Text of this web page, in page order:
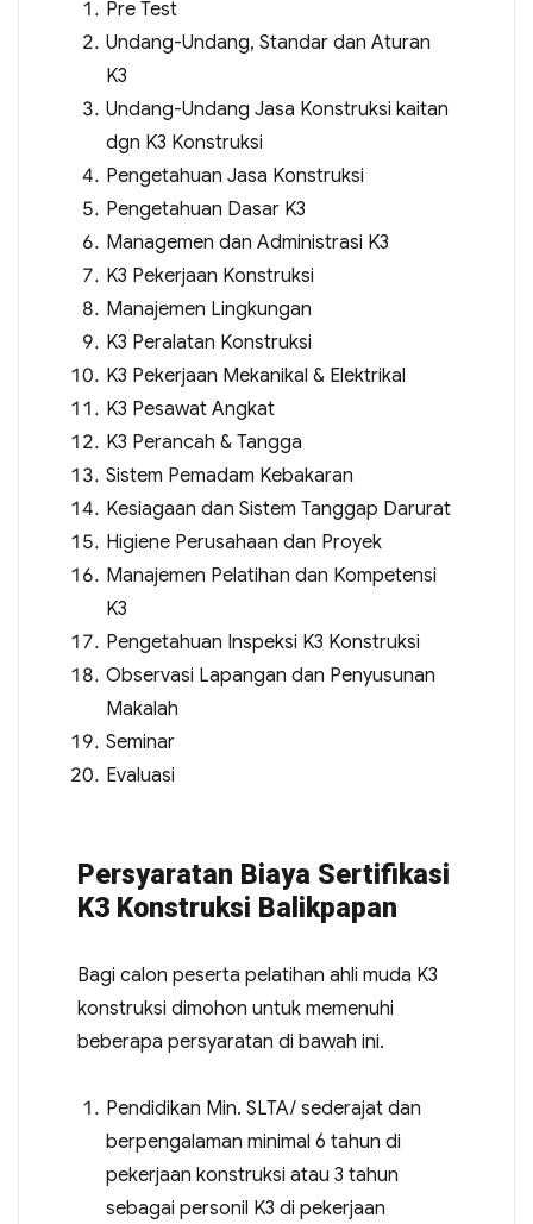
Pre Test
Undang-Undang, Standar dan Aturan
K3
Undang-Undang Jasa Konstruksi kaitan
dgn K3 Konstruksi
Pengetahuan Jasa Konstruksi
Pengetahuan Dasar K3
Managemen dan Administrasi K3
K3 Pekerjaan Konstruksi
Manajemen Lingkungan
K3 Peralatan Konstruksi
K3 Pekerjaan Mekanikal & Elektrikal
K3 Pesawat Angkat
K3 Perancah & Tangga
Sistem Pemadam Kebakaran
Kesiagaan dan Sistem Tanggap Darurat
Higiene Perusahaan dan Proyek
Manajemen Pelatihan dan Kompetensi
K3
Pengetahuan Inspeksi K3 Konstruksi
Observasi Lapangan dan Penyusunan
Makalah
Seminar
Evaluasi
Persyaratan Biaya Sertifikasi
K3 Konstruksi Balikpapan
Bagi calon peserta pelatihan ahli muda K3
konstruksi dimohon untuk memenuhi
beberapa persyaratan di bawah ini.
Pendidikan Min. SLTA/ sederajat dan
berpengalaman minimal 6 tahun di
pekerjaan konstruksi atau 3 tahun
sebagai personil K3 di pekerjaan